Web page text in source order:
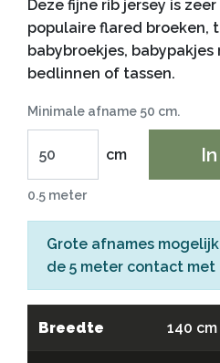
Deze fijne rib jersey is
populaire flared broeken,
babybroekjes, babypakjes
bedlinnen of tassen.
Minimale afname 50 cm.
cm
0.5 meter
Grote afnames
de 5 meter contact met
Breedte 140 cm